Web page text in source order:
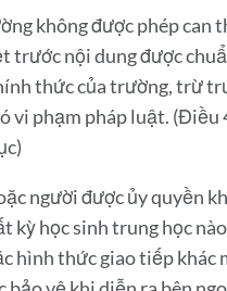
không được phép can
trước nội dung được
thức của trường, trừ
vi phạm pháp luật. (Điều
người được ủy quyền
kỳ học sinh trung học
hình thức giao tiếp khác